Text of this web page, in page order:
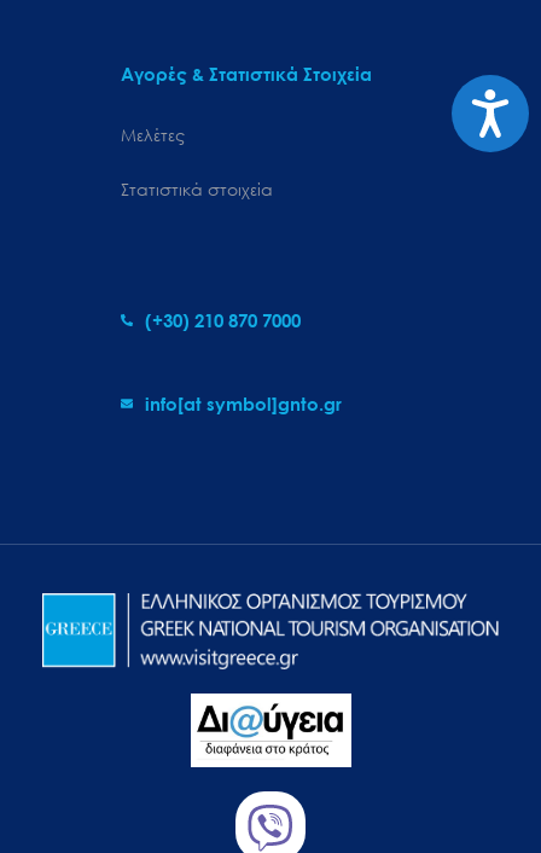
Αγορές & Στατιστικά Στοιχεία
Μελέτες
Στατιστικά στοιχεία
(+30) 210 870 7000
info[at symbol]gnto.gr